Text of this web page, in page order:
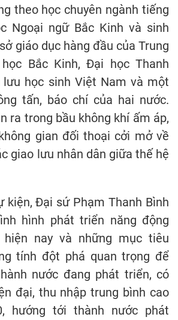
theo học chuyên ngành tiếng
Ngoại ngữ Bắc Kinh và sinh
giáo dục hàng đầu của Trung
Bắc Kinh, Đại học Thanh
lưu học sinh Việt Nam và một
tấn, báo chí của hai nước.
ra trong bầu không khí ấm áp,
gian đối thoại cởi mở về
giao lưu nhân dân giữa thế hệ
kiện, Đại sứ Phạm Thanh Bình
hình phát triển năng động
nay và những mục tiêu
tính đột phá quan trọng để
nước đang phát triển, có
đại, thu nhập trung bình cao
hướng tới thành nước phát